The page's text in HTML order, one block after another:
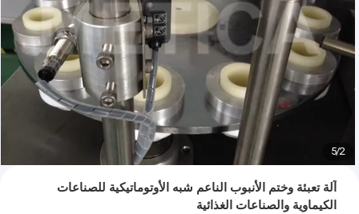
2
/
5
آلة تعبئة وختم الأنبوب الناعم شبه الأوتوماتيكية للصناعات
الكيماوية والصناعات الغذائية